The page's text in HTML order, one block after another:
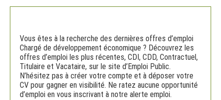
Vous êtes à la recherche des dernières offres d’emploi
Chargé de développement économique ? Découvrez les
offres d’emploi les plus récentes, CDI, CDD, Contractuel,
Titulaire et Vacataire, sur le site d’Emploi Public.
N’hésitez pas à créer votre compte et à déposer votre
CV pour gagner en visibilité. Ne ratez aucune opportunité
d’emploi en vous inscrivant à notre alerte emploi.